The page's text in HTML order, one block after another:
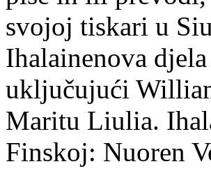
svojoj tiskari u
Ihalainenova
uključujući
Maritu Liulia.
Finskoj: Nuoren